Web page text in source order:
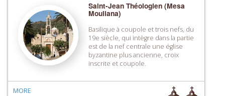
Saint-Jean Théologien (Mesa
Mouliana)
Basilique à coupole et trois nefs, du
19e siècle, qui intègre dans la partie
est de la nef centrale une église
byzantine plus ancienne, croix
inscrite et coupole.
MORE